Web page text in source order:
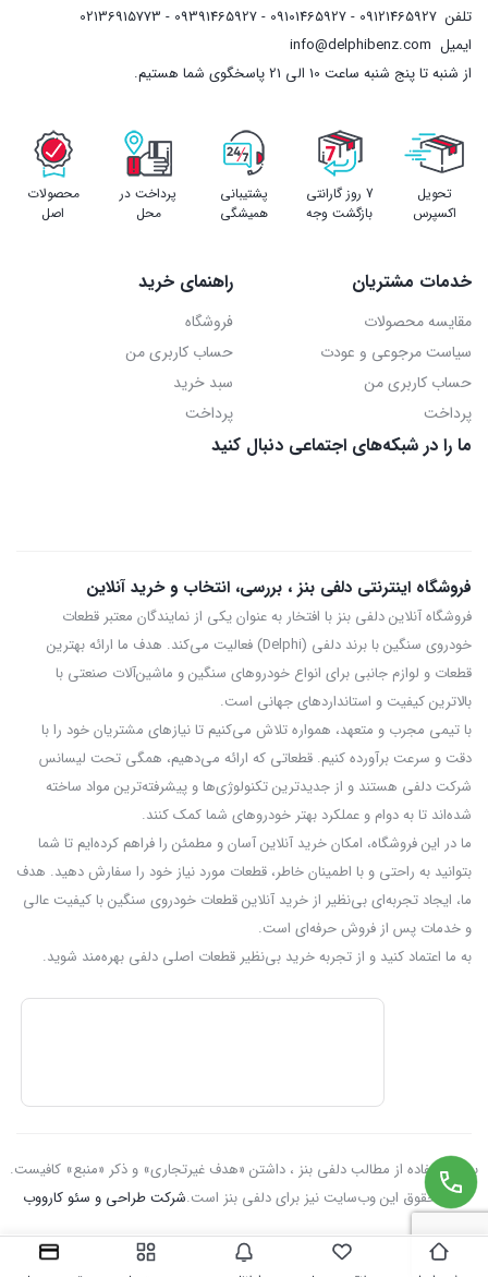
تلفن 09121465927 - 09101465927 - 09391465927 - 02136915773
ایمیل info@delphibenz.com
از شنبه تا پنج شنبه ساعت 10 الی 21 پاسخگوی شما هستیم.
تحویل
اکسپرس
7 روز گارانتی
بازگشت وجه
پشتیبانی
همیشگی
پرداخت در
محل
محصولات
اصل
خدمات مشتریان
مقایسه محصولات
سیاست مرجوعی و عودت
حساب کاربری من
پرداخت
راهنمای خرید
فروشگاه
حساب کاربری من
سبد خرید
پرداخت
ما را در شبکه‌های اجتماعی دنبال کنید
فروشگاه اینترنتی دلفی بنز ، بررسی، انتخاب و خرید آنلاین
فروشگاه آنلاین دلفی بنز با افتخار به عنوان یکی از نمایندگان معتبر قطعات
خودروی سنگین با برند دلفی (Delphi) فعالیت می‌کند. هدف ما ارائه بهترین
قطعات و لوازم جانبی برای انواع خودروهای سنگین و ماشین‌آلات صنعتی با
بالاترین کیفیت و استانداردهای جهانی است.
با تیمی مجرب و متعهد، همواره تلاش می‌کنیم تا نیازهای مشتریان خود را با
دقت و سرعت برآورده کنیم. قطعاتی که ارائه می‌دهیم، همگی تحت لیسانس
شرکت دلفی هستند و از جدیدترین تکنولوژی‌ها و پیشرفته‌ترین مواد ساخته
شده‌اند تا به دوام و عملکرد بهتر خودروهای شما کمک کنند.
ما در این فروشگاه، امکان خرید آنلاین آسان و مطمئن را فراهم کرده‌ایم تا شما
بتوانید به راحتی و با اطمینان خاطر، قطعات مورد نیاز خود را سفارش دهید. هدف
ما، ایجاد تجربه‌ای بی‌نظیر از خرید آنلاین قطعات خودروی سنگین با کیفیت عالی
و خدمات پس از فروش حرفه‌ای است.
به ما اعتماد کنید و از تجربه‌ خرید بی‌نظیر قطعات اصلی دلفی بهره‌مند شوید.
برای استفاده از مطالب دلفی بنز ، داشتن «هدف غیرتجاری» و ذکر «منبع» کافیست.
تمام حقوق اين وب‌سايت نیز برای دلفی بنز است.شرکت طراحی و سئو کارووب